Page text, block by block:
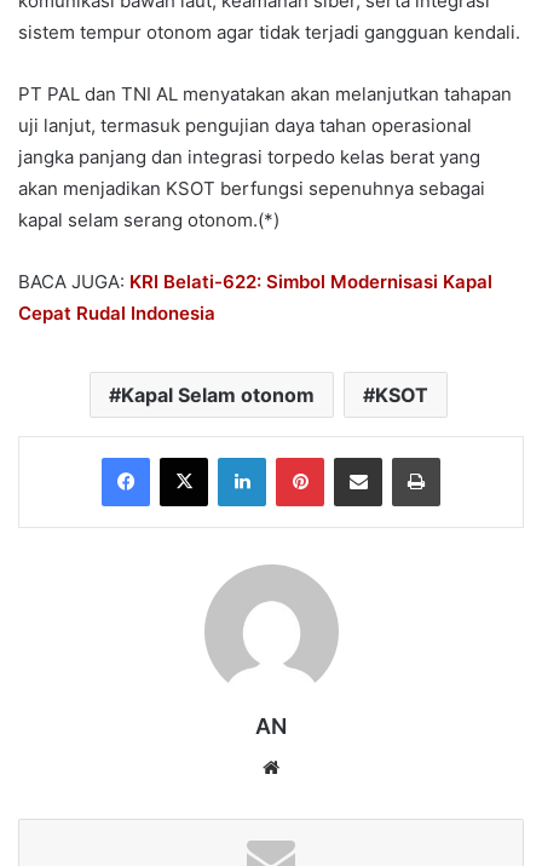
sistem tempur otonom agar tidak terjadi gangguan kendali.
PT PAL dan TNI AL menyatakan akan melanjutkan tahapan
uji lanjut, termasuk pengujian daya tahan operasional
jangka panjang dan integrasi torpedo kelas berat yang
akan menjadikan KSOT berfungsi sepenuhnya sebagai
kapal selam serang otonom.(*)
BACA JUGA: KRI Belati-622: Simbol Modernisasi Kapal
Cepat Rudal Indonesia
Kapal Selam otonom KSOT
Facebook
X LinkedInPinterestShare via Email Print
AN